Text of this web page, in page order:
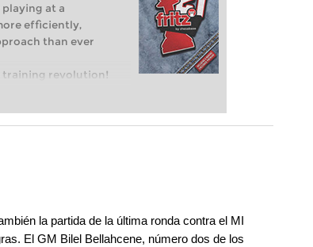
at a
efficiently,
than ever
training revolution!
world of club chess,
personalised
la partida de la última ronda contra el MI
El GM Bilel Bellahcene, número dos de los